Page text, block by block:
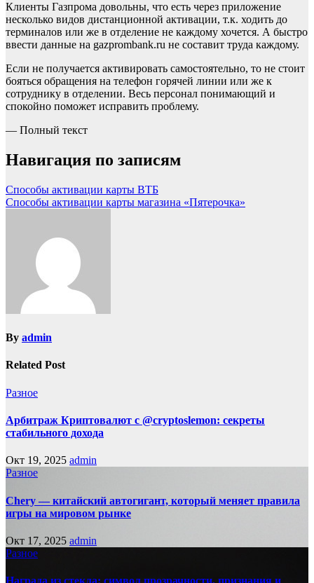
Клиенты Газпрома довольны, что есть через приложение
несколько видов дистанционной активации, т.к. ходить до
терминалов или же в отделение не каждому хочется. А быстро
ввести данные на gazprombank.ru не составит труда каждому.
Если не получается активировать самостоятельно, то не стоит
бояться обращения на телефон горячей линии или же к
сотруднику в отделении. Весь персонал понимающий и
спокойно поможет исправить проблему.
— Полный текст
Навигация по записям
Способы активации карты ВТБ
Способы активации карты магазина «Пятерочка»
By admin
Related Post
Разное
Арбитраж Криптовалют с @cryptoslemon: секреты
стабильного дохода
Окт 19, 2025 admin
Разное
Chery — китайский автогигант, который меняет правила
игры на мировом рынке
Окт 17, 2025 admin
Разное
Награда из стекла: символ прозрачности, признания и